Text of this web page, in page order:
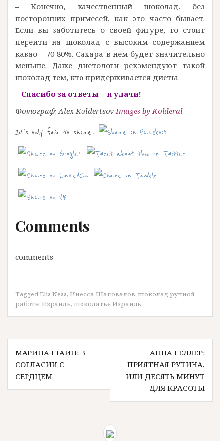
– Конечно, качественный шоколад, без
посторонних примесей, как это часто бывает.
Если вы заботитесь о своей фигуре, то стоит
перейти на шоколад с высоким содержанием
какао – 70-80%. Сахара в нем будет значительно
меньше. Даже диетологи рекомендуют такой
шоколад тем, кто придерживается диеты.
– Спасибо за ответы – и удачи!
Фотограф: Alex KoldertsovImages by Kolderal
It's only fair to share...
Comments
comments
TaggedElis Ness, Инесса Шаповалов, шоколад ручной
работы Израиль, шоколатье Израиль
Н
а
МАРИНА ШАИН: В
СОГЛАСИИ С
СЕРДЦЕМ
АННА ГЕЛЛЕР:
ПРИЯТНАЯ РУТИНА,
ИЛИ ДЕСЯТЬ МИНУТ
ДЛЯ КРАСОТЬI